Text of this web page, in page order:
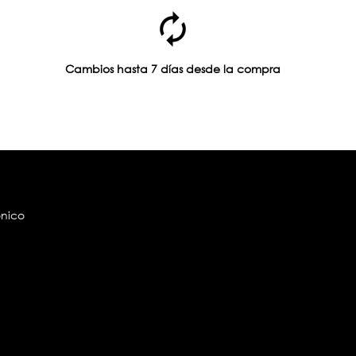
Cambios hasta 7 días desde la compra